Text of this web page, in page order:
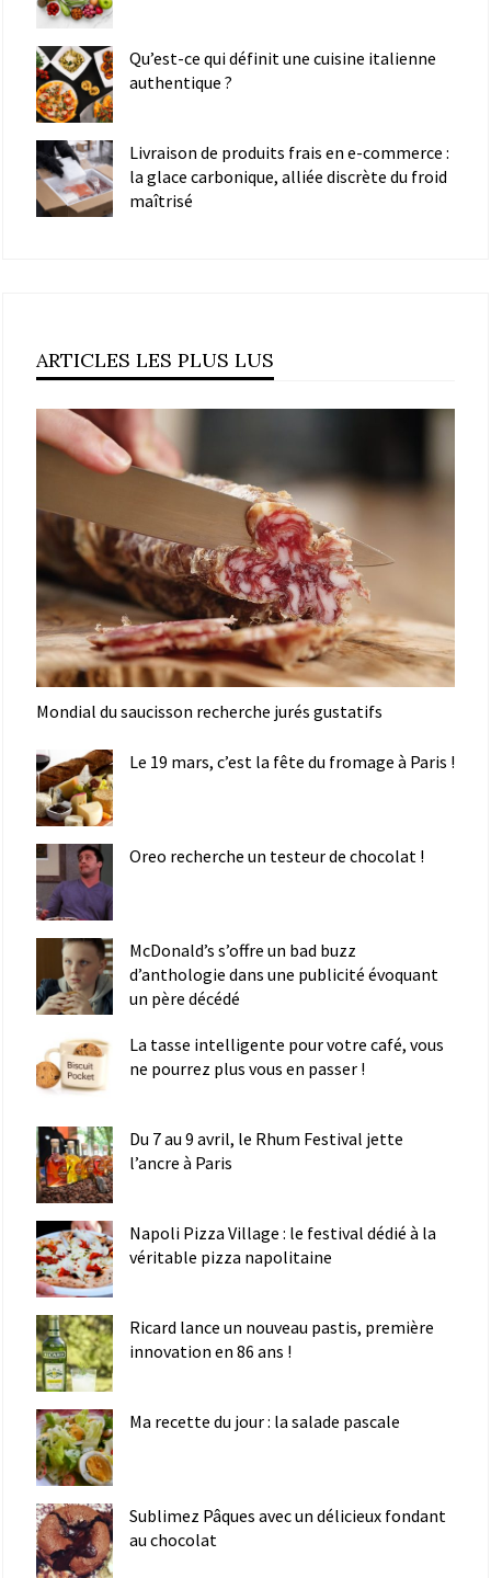
Qu’est-ce qui définit une cuisine italienne
authentique ?
Livraison de produits frais en e-commerce :
la glace carbonique, alliée discrète du froid
maîtrisé
ARTICLES LES PLUS LUS
Mondial du saucisson recherche jurés gustatifs
Le 19 mars, c’est la fête du fromage à Paris !
Oreo recherche un testeur de chocolat !
McDonald’s s’offre un bad buzz
d’anthologie dans une publicité évoquant
un père décédé
La tasse intelligente pour votre café, vous
ne pourrez plus vous en passer !
Du 7 au 9 avril, le Rhum Festival jette
l’ancre à Paris
Napoli Pizza Village : le festival dédié à la
véritable pizza napolitaine
Ricard lance un nouveau pastis, première
innovation en 86 ans !
Ma recette du jour : la salade pascale
Sublimez Pâques avec un délicieux fondant
au chocolat